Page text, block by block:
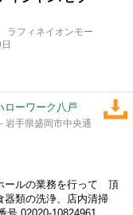
ラフィネイオンモー
ローワーク八戸
手県盛岡市中央通
ールの業務を行って 頂
類の洗浄、店内清掃